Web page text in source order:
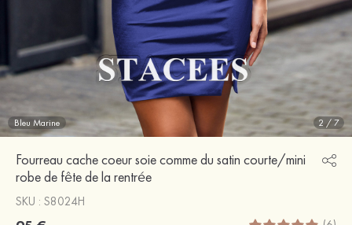
Bleu Marine 2 /7
Fourreau cache coeur soie comme du satin courte/mini
robe de fête de la rentrée
SKU : S8024H